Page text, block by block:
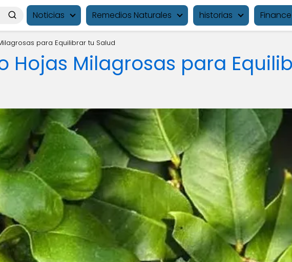
Noticias Remedios Naturales historias
para Equilibrar tu Salud
Hojas Milagrosas para